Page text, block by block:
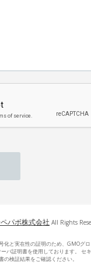
パボ株式会社 All Rights
化と実在性の証明のため、GMOグロ
バ証明書を使用しております。 セキ
検証結果をご確認ください。